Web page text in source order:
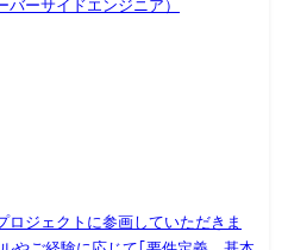
、C#、C++、SQLなど
ーサイドエンジニア）
ロジェクトに参画していただきま